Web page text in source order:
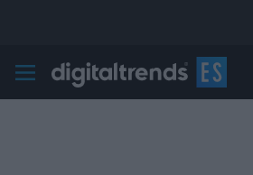
Digital Trends Español